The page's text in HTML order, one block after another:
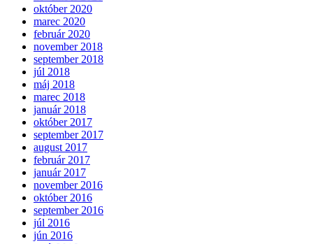
október 2020
marec 2020
február 2020
november 2018
september 2018
júl 2018
máj 2018
marec 2018
január 2018
október 2017
september 2017
august 2017
február 2017
január 2017
november 2016
október 2016
september 2016
júl 2016
jún 2016